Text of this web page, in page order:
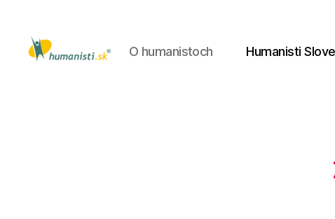
O humanistoch Humanisti